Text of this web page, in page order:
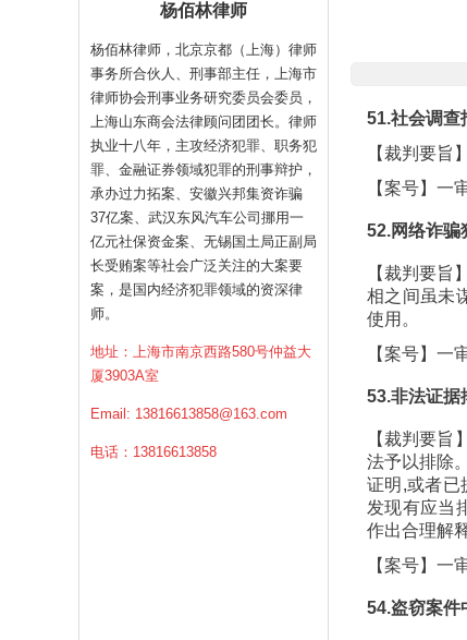
杨佰林律师
杨佰林律师，北京京都（上海）律师
事务所合伙人、刑事部主任，上海市
律师协会刑事业务研究委员会委员，
上海山东商会法律顾问团团长。律师
执业十八年，主攻经济犯罪、职务犯
罪、金融证券领域犯罪的刑事辩护，
承办过力拓案、安徽兴邦集资诈骗
37亿案、武汉东风汽车公司挪用一
亿元社保资金案、无锡国土局正副局
长受贿案等社会广泛关注的大案要
案，是国内经济犯罪领域的资深律
师。
地址：上海市南京西路580号仲益大
厦3903A室
Email: 13816613858@163.com
电话：13816613858
51.社会调查
【裁判要旨
【案号】一
52.网络诈骗
【裁判要旨
相之间虽未
使用。
【案号】一
53.非法证据
【裁判要
法予以排除
证明,或者已
发现有应当
作出合理解
【案号】一
54.盗窃案件